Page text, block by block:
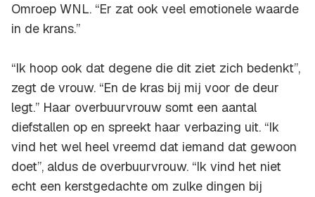
Omroep WNL. “Er zat ook veel emotionele waarde
in de krans.”
“Ik hoop ook dat degene die dit ziet zich bedenkt”,
zegt de vrouw. “En de kras bij mij voor de deur
legt.” Haar overbuurvrouw somt een aantal
diefstallen op en spreekt haar verbazing uit. “Ik
vind het wel heel vreemd dat iemand dat gewoon
doet”, aldus de overbuurvrouw. “Ik vind het niet
echt een kerstgedachte om zulke dingen bij